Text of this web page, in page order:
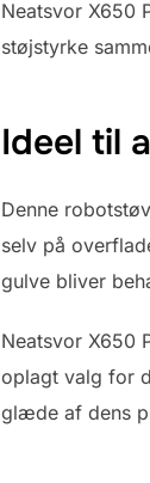
Neatsvor X650
støjstyrke
Ideel til
Denne
selv på
gulve bliver
Neatsvor X650
oplagt valg for
glæde af dens